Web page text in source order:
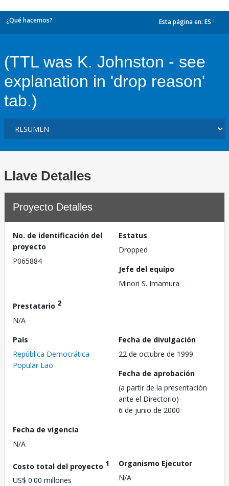
¿Qué hacemos? Esta página en: ES
(TTL was K. Johnston - see
explanation in 'drop reason'
tab.)
Llave Detalles
Proyecto Detalles
No. de identificación del
proyecto
P065884
Estatus
Dropped
Jefe del equipo
Minori S. Imamura
Prestatario 2
N/A
País
República Democrática
Popular Lao
Fecha de divulgación
22 de octubre de 1999
Fecha de aprobación
(a partir de la presentación
ante el Directorio)
6 de junio de 2000
Fecha de vigencia
N/A
Costo total del proyecto 1
US$ 0.00 millones
Organismo Ejecutor
N/A